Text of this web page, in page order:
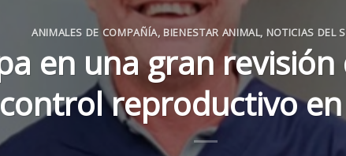
ANIMALES DE COMPAÑÍA, BIENESTAR ANIMAL, NOTICIAS DEL
en una gran
reproductivo